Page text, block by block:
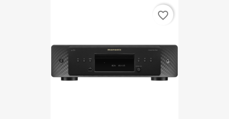
favorite_border